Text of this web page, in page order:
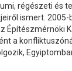
régészeti és
ismert. 2005-
Építészmérnöki
a